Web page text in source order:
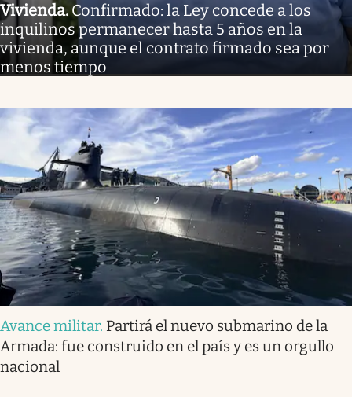
Vivienda.Confirmado: la Ley concede a los
inquilinos permanecer hasta 5 años en la
vivienda, aunque el contrato firmado sea por
menos tiempo
Avance militar. Partirá el nuevo submarino de la
Armada: fue construido en el país y es un orgullo
nacional